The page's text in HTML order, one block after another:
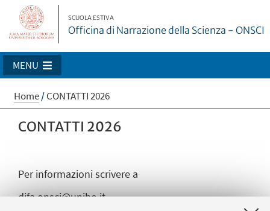
SCUOLA ESTIVA
Officina di Narrazione della Scienza - ONSCI
MENU
Home/CONTATTI 2026
CONTATTI 2026
Per informazioni scrivere a
difa.onsci@unibo.it